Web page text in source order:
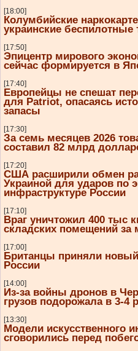
[18:00]
Колумбийские
украинские беспилотные
[17:50]
Эпицентр мирового
сейчас формируется в
[17:40]
Европейцы не спешат
для Patriot, опасаясь
запасы
[17:30]
За семь месяцев 2026
составил 82 млрд
[17:20]
США расширили обмен
Украиной для ударов по
инфраструктуре России
[17:10]
Враг уничтожил 400 тыс
складских помещений за
[17:00]
Британцы приняли новый
России
[14:00]
Из-за войны дронов в
грузов подорожала в 3-4
[13:30]
Модели искусственного
сговорились перед